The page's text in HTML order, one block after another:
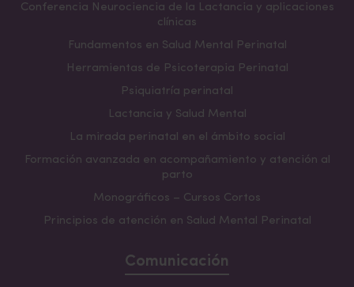
Conferencia Neurociencia de la Lactancia y aplicaciones
clínicas
Fundamentos en Salud Mental Perinatal
Herramientas de Psicoterapia Perinatal
Psiquiatría perinatal
Lactancia y Salud Mental
La mirada perinatal en el ámbito social
Formación avanzada en acompañamiento y atención al
parto
Monográficos – Cursos Cortos
Principios de atención en Salud Mental Perinatal
Comunicación